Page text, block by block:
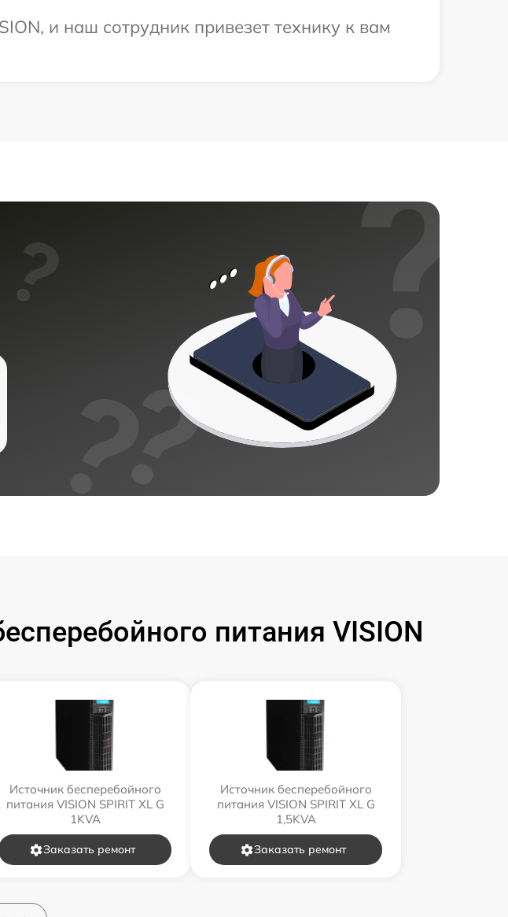
и наш сотрудник привезет технику к вам
питания VISION
Источник бесперебойного
питания VISION SPIRIT XL G
1KVA
Заказать ремонт
Источник бесперебойного
питания VISION SPIRIT XL G
1,5KVA
Заказать ремонт